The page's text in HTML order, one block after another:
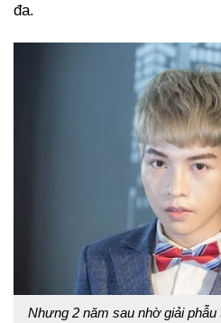
đa.
Nhưng 2 năm sau nhờ giải